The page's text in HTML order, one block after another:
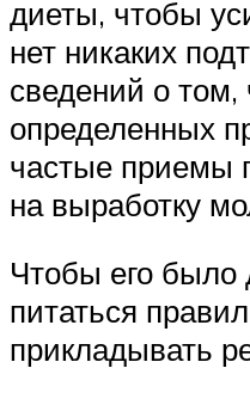
диеты, чтобы
нет никаких
сведений о том,
определенных
частые приемы
на выработку
Чтобы его было
питаться
прикладывать